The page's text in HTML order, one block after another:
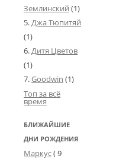
Землинский (1)
Джа Тюпитяй
(1)
Дитя Цветов
(1)
Goodwin (1)
Топ за всё
время
БЛИЖАЙШИЕ
ДНИ РОЖДЕНИЯ
Маркус( 9